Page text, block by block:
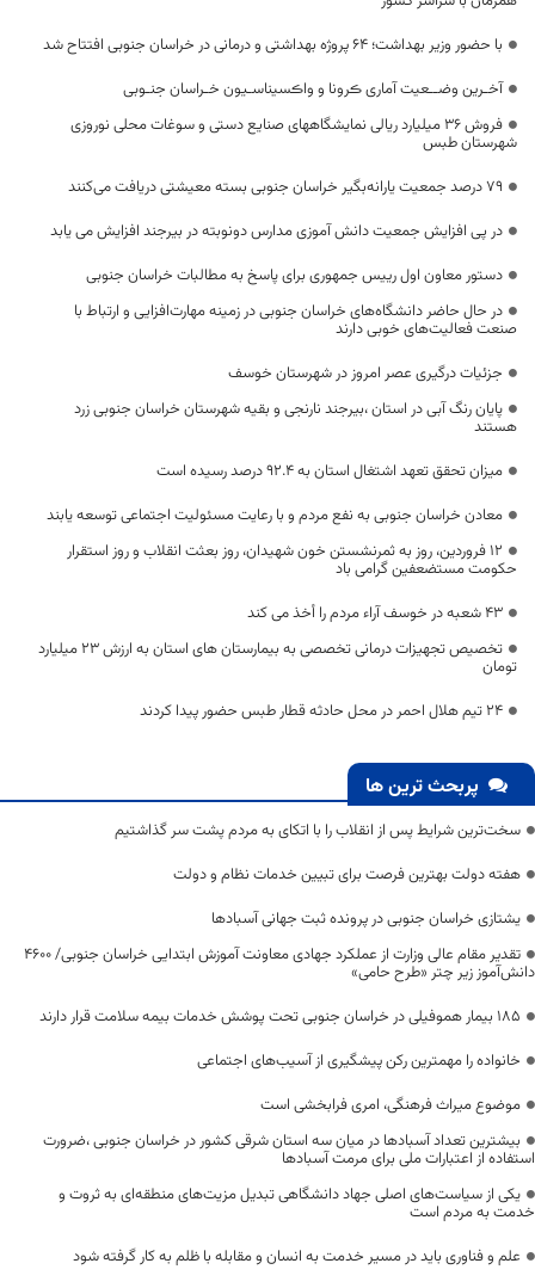
با حضور وزیر بهداشت؛ ۶۴ پروژه بهداشتی و درمانی در خراسان جنوبی افتتاح شد
آخـرین وضــعیت آماری ڪرونا و واڪسیناسـیون خـراسان جنـوبی
فروش 36 میلیارد ریالی نمایشگاههای صنایع دستی و سوغات محلی نوروزی
شهرستان طبس
۷۹ درصد جمعیت یارانه‌بگیر خراسان جنوبی بسته معیشتی دریافت می‌کنند
در پی افزایش جمعیت دانش آموزی مدارس دونوبته در بیرجند افزایش می یابد
دستور معاون اول رییس جمهوری برای پاسخ به مطالبات خراسان جنوبی
در حال حاضر دانشگاه‌های خراسان جنوبی در زمینه مهارت‌افزایی و ارتباط با
صنعت فعالیت‌های خوبی دارند
جزئیات درگیری عصر امروز در شهرستان خوسف
پایان رنگ آبی در استان ،بیرجند نارنجی و بقیه شهرستان خراسان جنوبی زرد
هستند
میزان تحقق تعهد اشتغال استان به ۹۲.۴ درصد رسیده است
معادن خراسان جنوبی به نفع مردم و با رعایت مسئولیت اجتماعی توسعه یابند
12 فروردین، روز به ثمرنشستن خون شهیدان، روز بعثت انقلاب و روز استقرار
حکومت مستضعفین گرامی باد
۴۳ شعبه در خوسف آراء مردم را أخذ می کند
تخصیص تجهیزات درمانی تخصصی به بیمارستان های استان به ارزش ۲۳ میلیارد
تومان
24 تیم هلال احمر در محل حادثه قطار طبس حضور پیدا کردند
پربحث ترین ها
سخت‌ترین شرایط پس از انقلاب را با اتکای به مردم پشت سر گذاشتیم
هفته دولت بهترین فرصت برای تبیین خدمات نظام و دولت
یشتازی خراسان جنوبی در پرونده ثبت جهانی آسبادها
تقدیر مقام عالی وزارت از عملکرد جهادی معاونت آموزش ابتدایی خراسان جنوبی/ ۴۶۰۰
دانش‌آموز زیر چتر «طرح حامی»
۱۸۵ بیمار هموفیلی در خراسان جنوبی تحت پوشش خدمات بیمه سلامت قرار دارند
خانواده را مهمترین رکن پیشگیری از آسیب‌های اجتماعی
موضوع میراث فرهنگی، امری فرابخشی است
بیشترین تعداد آسبادها در میان سه استان شرقی کشور در خراسان جنوبی ،ضرورت
استفاده از اعتبارات ملی برای مرمت آسبادها
یکی از سیاست‌های اصلی جهاد دانشگاهی تبدیل مزیت‌های منطقه‌ای به ثروت و
خدمت به مردم است
علم و فناوری باید در مسیر خدمت به انسان و مقابله با ظلم به کار گرفته شود